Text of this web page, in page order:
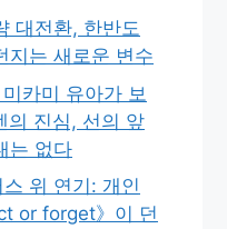
대전환, 한반도
지는 새로운 변수
카미 유아가 보
의 진심, 선의 앞
는 없다
위 연기: 개인
or forget》이 던